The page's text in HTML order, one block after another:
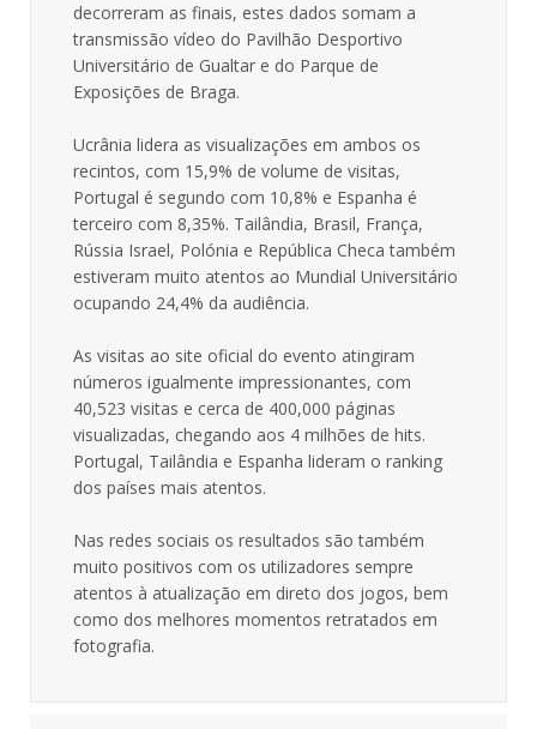
decorreram as finais, estes dados somam a
transmissão vídeo do Pavilhão Desportivo
Universitário de Gualtar e do Parque de
Exposições de Braga.
Ucrânia lidera as visualizações em ambos os
recintos, com 15,9% de volume de visitas,
Portugal é segundo com 10,8% e Espanha é
terceiro com 8,35%. Tailândia, Brasil, França,
Rússia Israel, Polónia e República Checa também
estiveram muito atentos ao Mundial Universitário
ocupando 24,4% da audiência.
As visitas ao site oficial do evento atingiram
números igualmente impressionantes, com
40,523 visitas e cerca de 400,000 páginas
visualizadas, chegando aos 4 milhões de hits.
Portugal, Tailândia e Espanha lideram o ranking
dos países mais atentos.
Nas redes sociais os resultados são também
muito positivos com os utilizadores sempre
atentos à atualização em direto dos jogos, bem
como dos melhores momentos retratados em
fotografia.